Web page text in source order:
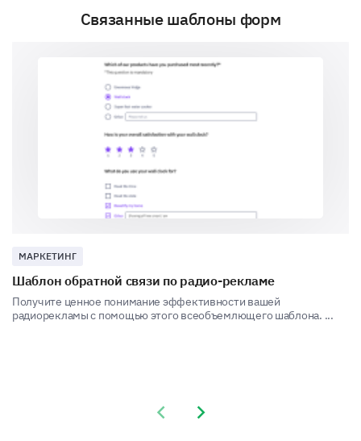
In this section, we desire to learn about your
interactions and experiences with our brand.
Can you share a memorable experience you
had with our brand?
A few more details about you.
This information will help us to better understand
how different customer segments perceive our brand.
Связанные шаблоны форм
МАРКЕТИНГ
Шаблон обратной связи по радио-рекламе
Получите ценное понимание эффективности вашей
радиорекламы с помощью этого всеобъемлющего шаблона. ...
Previous slide
Next slide